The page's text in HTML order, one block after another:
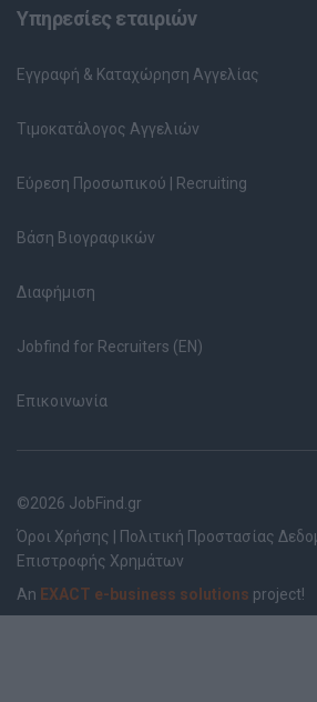
Υπηρεσίες εταιριών
Εγγραφή & Καταχώρηση Αγγελίας
Τιμοκατάλογος Αγγελιών
Εύρεση Προσωπικού | Recruiting
Βάση Βιογραφικών
Διαφήμιση
Jobfind for Recruiters (EN)
Επικοινωνία
©2026 JobFind.gr
Όροι Χρήσης
Πολιτική Προστασίας
Επιστροφής Χρημάτων
An EXACT e-business solutions project!